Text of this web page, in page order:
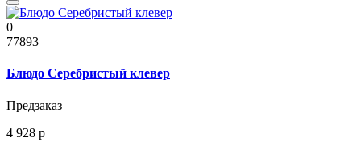
0
77893
Блюдо Серебристый клевер
Предзаказ
4 928 р